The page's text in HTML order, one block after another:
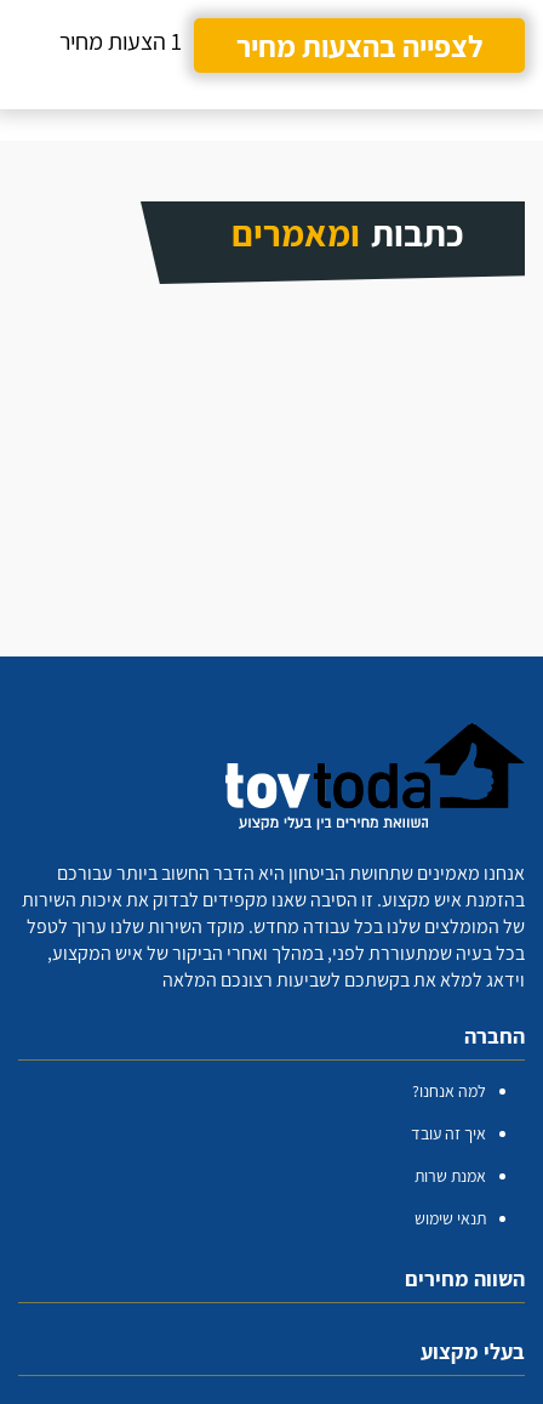
לצפייה בהצעות מחיר
1 הצעות מחיר
כתבות ומאמרים
אנחנו מאמינים שתחושת הביטחון היא הדבר החשוב ביותר עבורכם
בהזמנת איש מקצוע. זו הסיבה שאנו מקפידים לבדוק את איכות השירות
של המומלצים שלנו בכל עבודה מחדש. מוקד השירות שלנו ערוך לטפל
בכל בעיה שמתעוררת לפני, במהלך ואחרי הביקור של איש המקצוע,
וידאג למלא את בקשתכם לשביעות רצונכם המלאה
החברה
למה אנחנו?
איך זה עובד
אמנת שרות
תנאי שימוש
השווה מחירים
בעלי מקצוע